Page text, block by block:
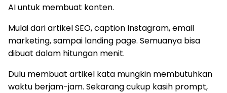
AI untuk membuat konten.
Mulai dari artikel SEO, caption Instagram, email
marketing, sampai landing page. Semuanya bisa
dibuat dalam hitungan menit.
Dulu membuat artikel kata mungkin membutuhkan
waktu berjam-jam. Sekarang cukup kasih prompt,